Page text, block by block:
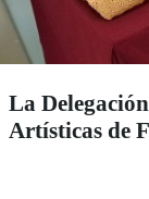
La
Artísticas de